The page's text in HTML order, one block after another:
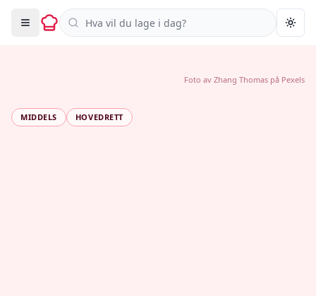
Søk i oppskrifter
MIDDELS HOVEDRETT
Foto av Zhang Thomas på Pexels